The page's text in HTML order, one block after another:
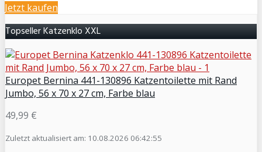
Jetzt kaufen
Topseller Katzenklo XXL
Europet Bernina 441-130896 Katzentoilette mit Rand
Jumbo, 56 x 70 x 27 cm, Farbe blau
49,99 €
Zuletzt aktualisiert am: 10.08.2026 06:42:55